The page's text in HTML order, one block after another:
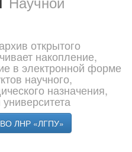
открытого
накопление,
в электронной форме
научного,
назначения,
ЛНР «ЛГПУ»